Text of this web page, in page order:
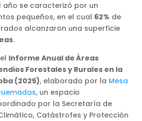
año se caracterizó por un
pequeños, en el cual 62% de
alcanzaron una superficie
.
Informe Anual de Áreas
Forestales y Rurales en la
(2025), elaborado por la Mesa
, un espacio
por la Secretaría de
Catástrofes y Protección